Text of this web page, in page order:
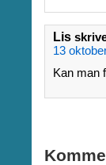
Lis
13
Kan man